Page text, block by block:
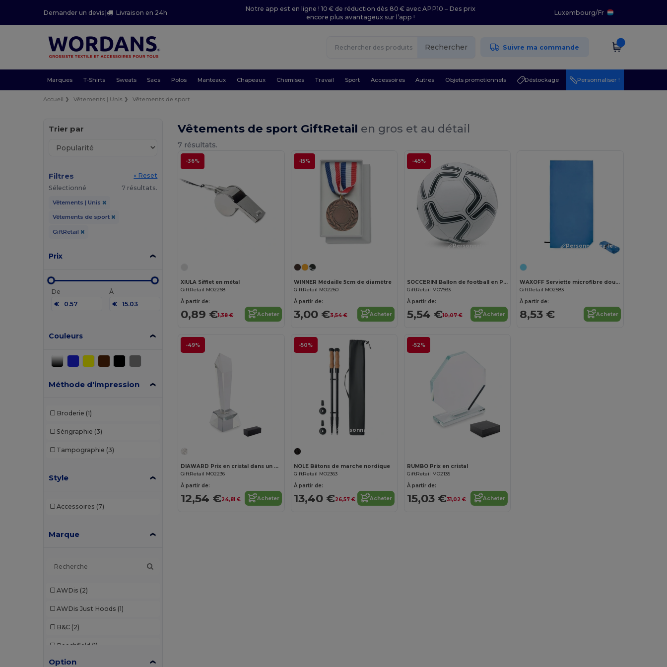
Demander un devis| Livraison en 24h
Notre app est en ligne ! 10 € de réduction dès 80 € avec APP10 – Des prix
encore plus avantageux sur l’app !
Luxembourg/Fr
Rechercher Suivre ma commande
Marques T-Shirts Sweats Sacs Polos Manteaux Chapeaux Chemises Travail Sport Accessoires Autres Objets promotionnels Déstockage Personnaliser !
Accueil Vêtements | Unis Vêtements de sport
Trier par
Filtres
« Reset
Sélectionné
7 résultats.
Vêtements | Unis
Vêtements de sport
GiftRetail
Prix
De
€
À
€
Couleurs
Méthode d'impression
Broderie (1)
Sérigraphie (3)
Tampographie (3)
Style
Accessoires (7)
Marque
AWDis (2)
AWDis Just Hoods (1)
B&C (2)
Beechfield (1)
Brook Taverner
Option
Vêtements de sport GiftRetail en gros et au détail
7 résultats.
-36%
XIULA Sifflet en métal
GiftRetail MO2268
À partir de:
0,89 €1,38 € Acheter
-15%
WINNER Médaille 5cm de diamètre
GiftRetail MO2260
À partir de:
3,00 €3,54 € Acheter
-45%
Personnalisez-le !
SOCCERINI Ballon de football en PVC 21.5cm
GiftRetail MO7933
À partir de:
5,54 €10,07 € Acheter
Personnalisez-le !
WAXOFF Serviette microfibre double face
GiftRetail MO2583
À partir de:
8,53 € Acheter
-49%
DIAWARD Prix en cristal dans un coffret
GiftRetail MO2236
À partir de:
12,54 €24,81 € Acheter
-50%
Personnalisez-le !
NOLE Bâtons de marche nordique
GiftRetail MO2363
À partir de:
13,40 €26,57 € Acheter
-52%
RUMBO Prix en cristal
GiftRetail MO2135
À partir de:
15,03 €31,02 € Acheter